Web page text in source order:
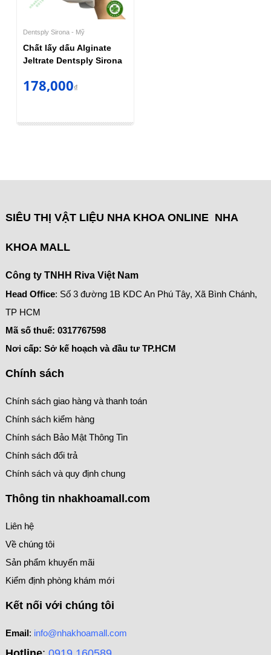
Dentsply Sirona - Mỹ
Chất lấy dấu Alginate
Jeltrate Dentsply Sirona
178,000₫
SIÊU THỊ VẬT LIỆU NHA KHOA ONLINE NHA
KHOA MALL
Công ty TNHH Riva Việt Nam
Head Office: Số 3 đường 1B KDC An Phú Tây, Xã Bình Chánh,
TP HCM
Mã số thuế: 0317767598
Nơi cấp: Sở kế hoạch và đầu tư TP.HCM
Chính sách
Chính sách giao hàng và thanh toán
Chính sách kiểm hàng
Chính sách Bảo Mật Thông Tin
Chính sách đổi trả
Chính sách và quy định chung
Thông tin nhakhoamall.com
Liên hệ
Về chúng tôi
Sản phẩm khuyến mãi
Kiểm định phòng khám mới
Kết nối với chúng tôi
Email: info@nhakhoamall.com